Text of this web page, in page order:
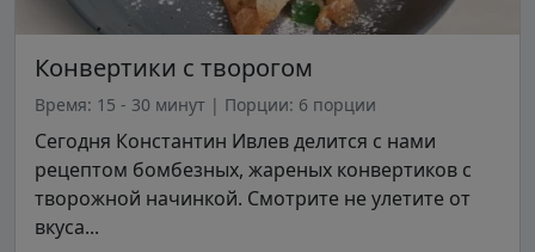
Конвертики с творогом
Время: 15 - 30 минут | Порции: 6 порции
Сегодня Константин Ивлев делится с нами
рецептом бомбезных, жареных конвертиков с
творожной начинкой. Смотрите не улетите от
вкуса...